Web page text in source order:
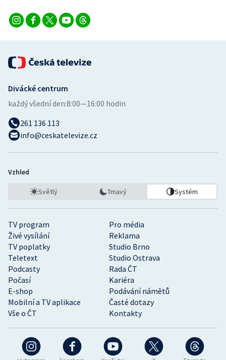
TV program
Pro média
Živé vysílání
Reklama
TV poplatky
Studio Brno
Teletext
Studio Ostrava
Podcasty
Rada ČT
Počasí
Kariéra
E-shop
Podávání námětů
Mobilní a TV aplikace
Časté dotazy
Vše o ČT
Kontakty
Divácké centrum
každý všední den:8:00—16:00 hodin
261 136 113
info@ceskatelevize.cz
Vzhled
Světlý Tmavý Systém